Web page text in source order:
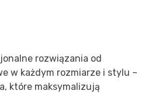
rozwiązania od
w każdym rozmiarze i stylu –
które maksymalizują